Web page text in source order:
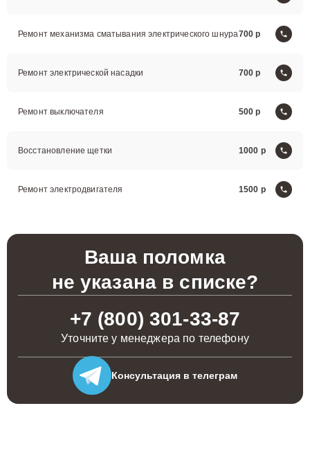
Ремонт механизма сматывания электрического шнура700
Ремонт электрической насадки 700
Ремонт выключателя 500
Восстановление щетки 1000
Ремонт электродвигателя 1500
Ваша поломка
не указана в списке?
+7 (800) 301-33-87
Уточните у менеджера по телефону
Консультация в телеграм